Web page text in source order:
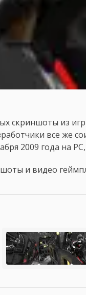
скриншоты из
все же
2009 года на PC,
и видео